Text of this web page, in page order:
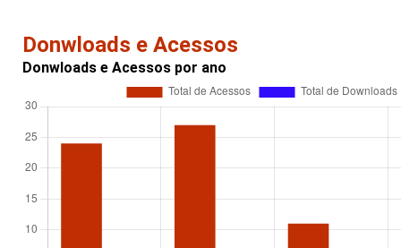
Donwloads e Acessos
Donwloads e Acessos por ano